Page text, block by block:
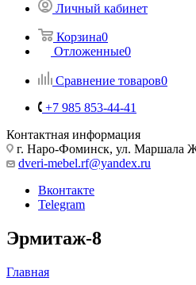
Личный кабинет
Корзина0
Отложенные0
Сравнение товаров0
+7 985 853-44-41
Контактная информация
г. Наро-Фоминск, ул. Маршала
dveri-mebel.rf@yandex.ru
Вконтакте
Telegram
Эрмитаж-8
Главная